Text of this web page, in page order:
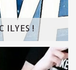
ILYES !